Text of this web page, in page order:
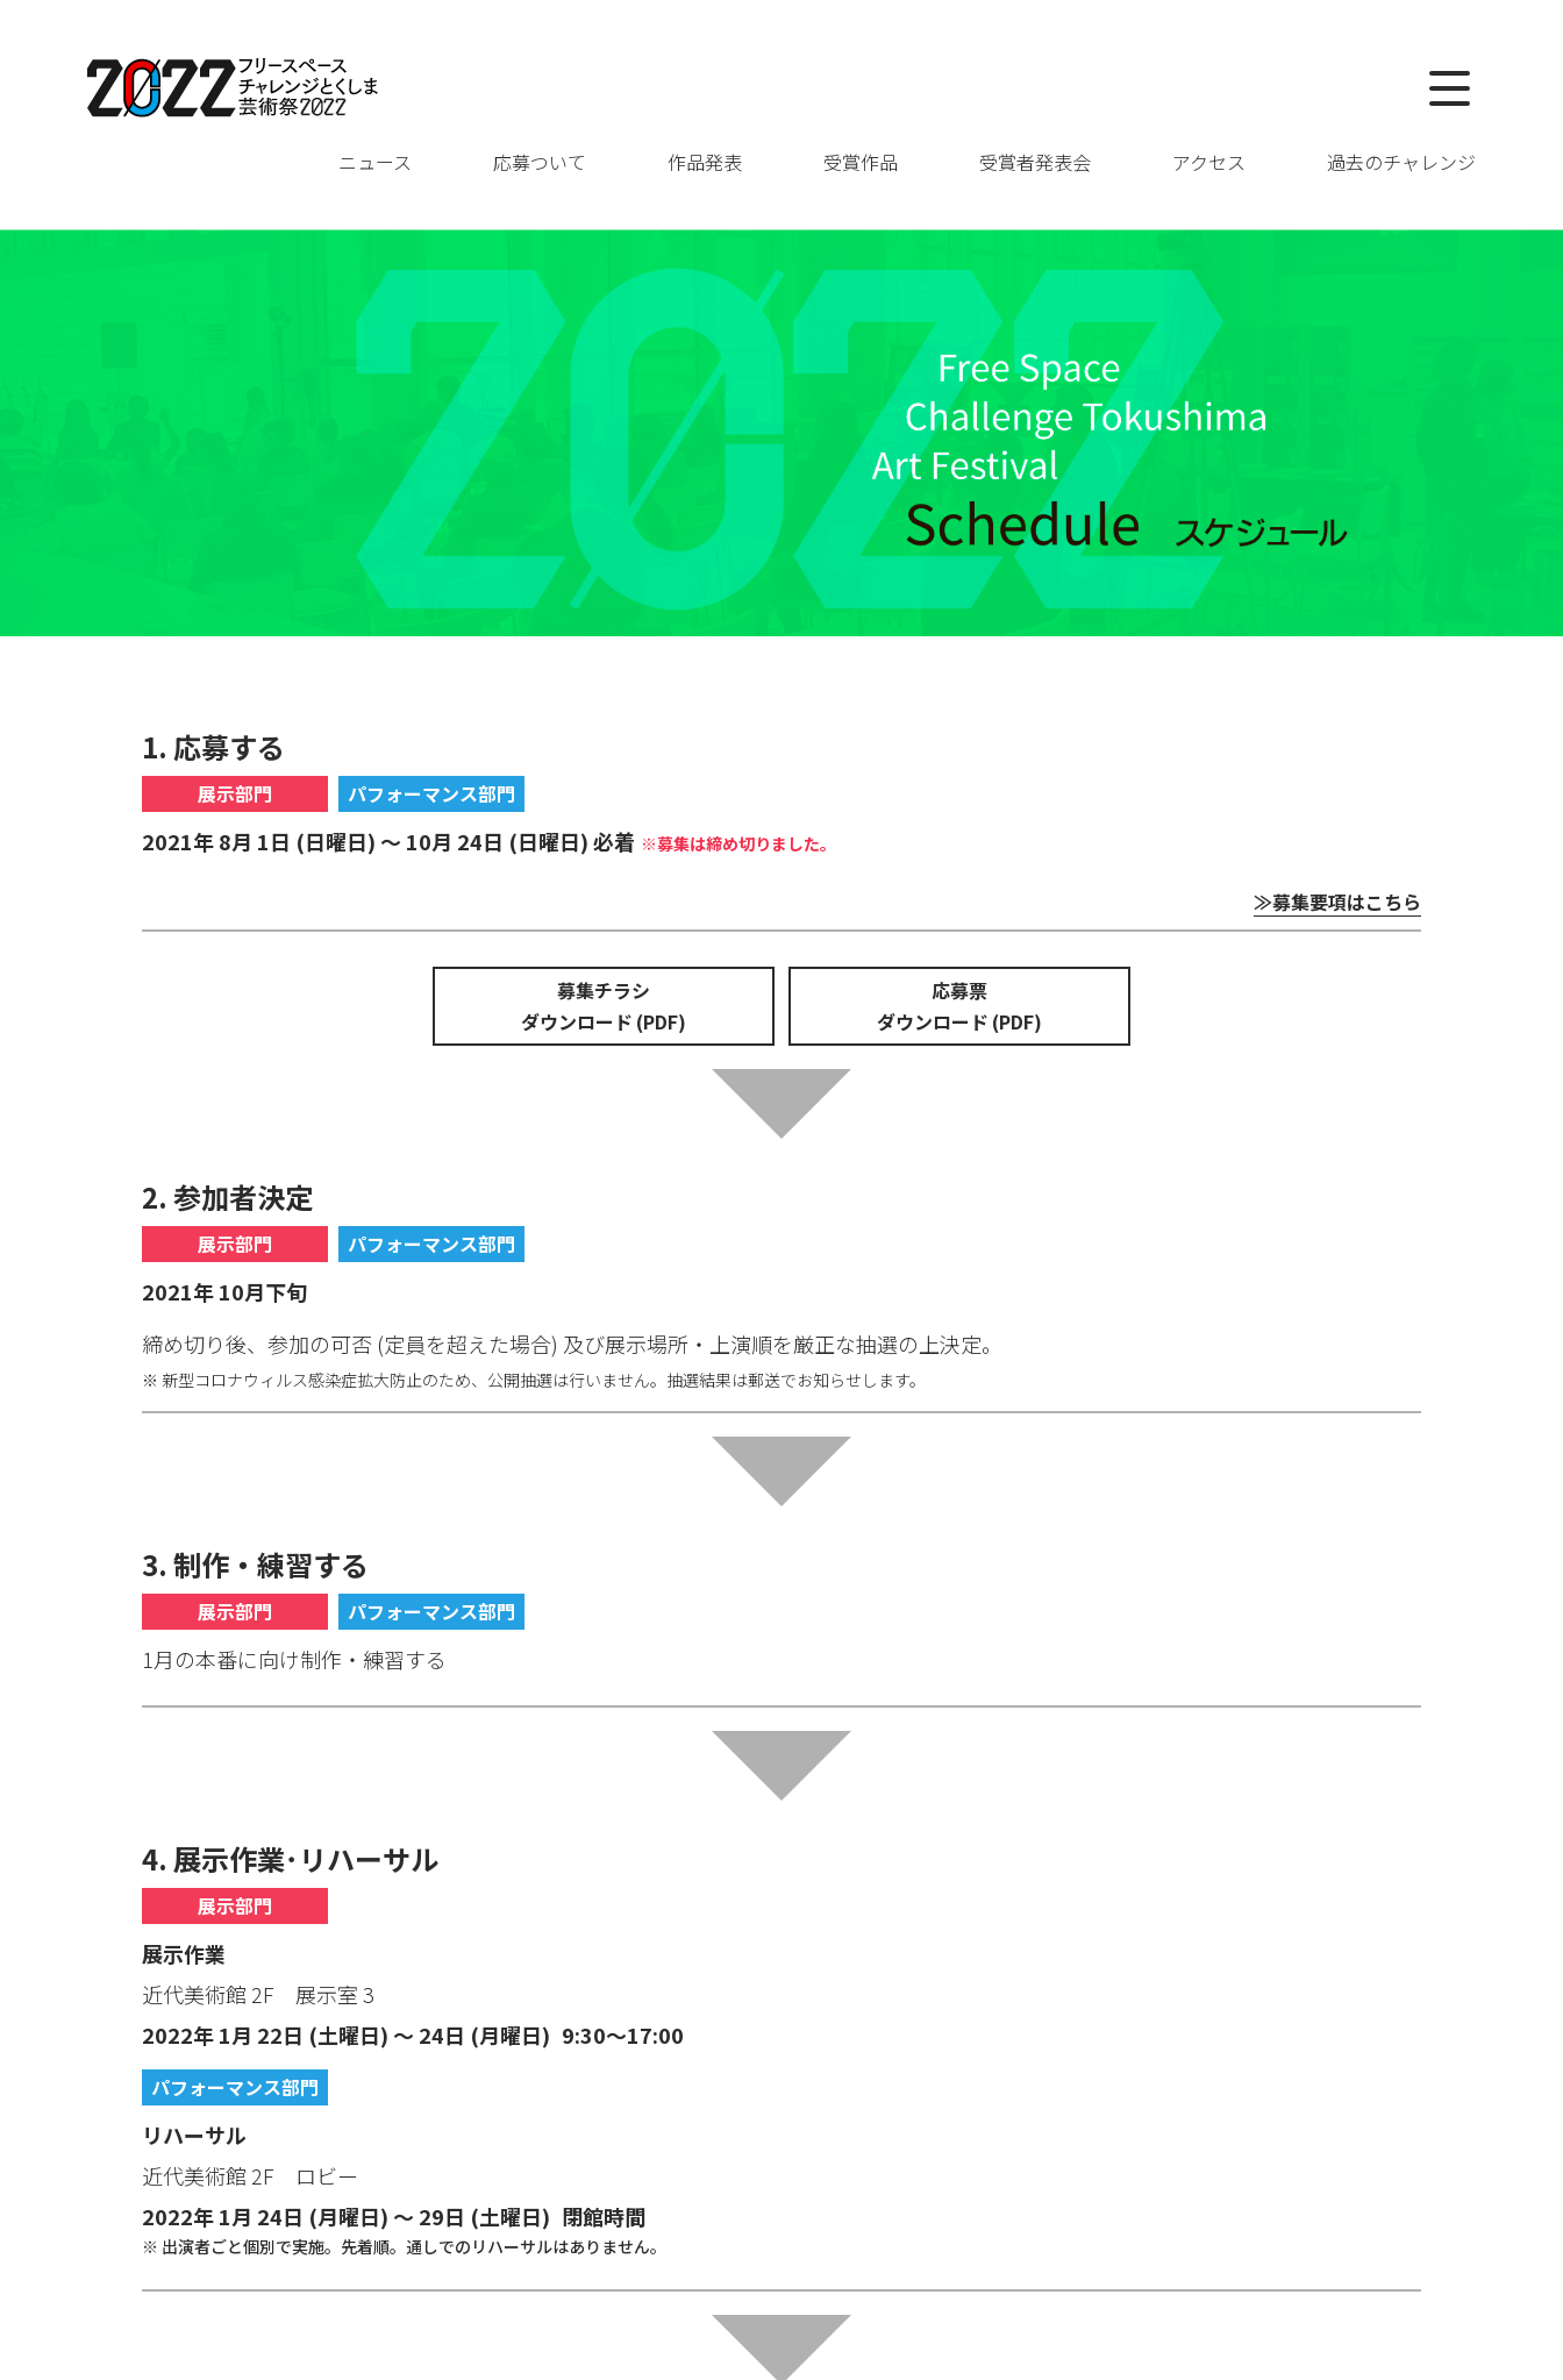
ニュース 応募ついて 作品発表 受賞作品 受賞者発表会 アクセス 過去のチャレンジ
1. 応募する
展示部門 パフォーマンス部門
2021年 8月 1日 (日曜日) ～ 10月 24日 (日曜日) 必着 ※募集は締め切りました。
≫募集要項はこちら
募集チラシ
ダウンロード (PDF)
応募票
ダウンロード (PDF)
2. 参加者決定
展示部門 パフォーマンス部門
2021年 10月下旬
締め切り後、参加の可否 (定員を超えた場合) 及び展示場所・上演順を厳正な抽選の上決定。
※ 新型コロナウィルス感染症拡大防止のため、公開抽選は行いません。抽選結果は郵送でお知らせします。
3. 制作・練習する
展示部門 パフォーマンス部門
1月の本番に向け制作・練習する
4. 展示作業･リハーサル
展示部門
展示作業
近代美術館 2F 展示室 3
2022年 1月 22日 (土曜日) ～ 24日 (月曜日) 9:30～17:00
パフォーマンス部門
リハーサル
近代美術館 2F ロビー
2022年 1月 24日 (月曜日) ～ 29日 (土曜日) 閉館時間
※ 出演者ごと個別で実施。先着順。通しでのリハーサルはありません。